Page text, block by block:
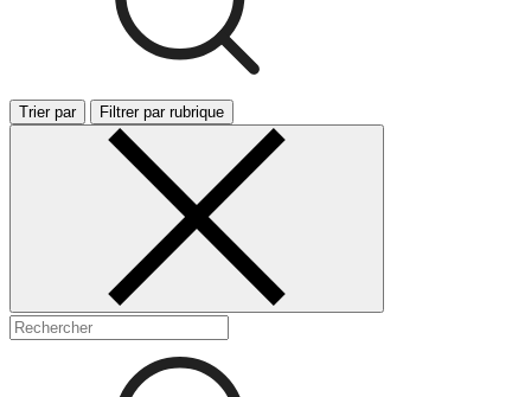
Trier par Filtrer par rubrique